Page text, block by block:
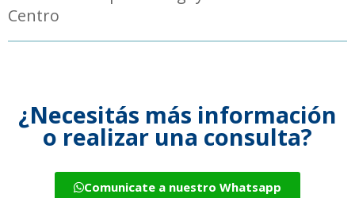
Centro
¿Necesitás más información
o realizar una consulta?
Comunicate a nuestro Whatsapp